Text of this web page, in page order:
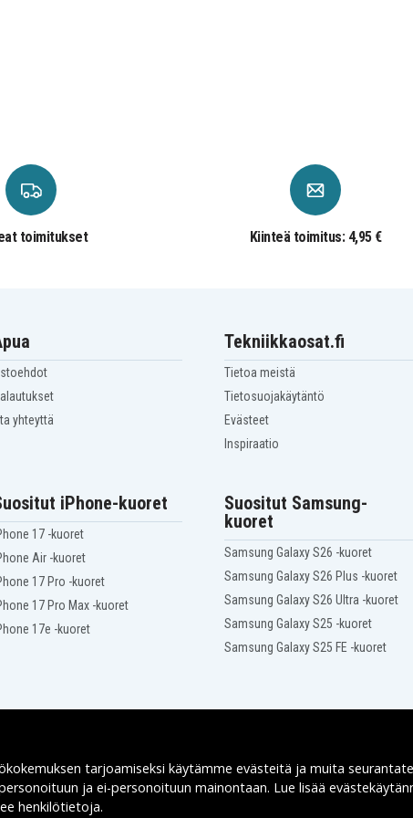
MC
toimitukset Kiinteä toimitus: 4,95 €
yhteyttä
Tekniikkaosat.fi
Tietoa meistä
Tietosuojakäytäntö
Evästeet
Inspiraatio
iPhone-kuoret
17 -kuoret
Air -kuoret
17 Pro -kuoret
17 Pro Max -kuoret
17e -kuoret
Suositut Samsung-
kuoret
Samsung Galaxy S26 -kuoret
Samsung Galaxy S26 Plus -kuoret
Samsung Galaxy S26 Ultra -kuoret
Samsung Galaxy S25 -kuoret
Samsung Galaxy S25 FE -kuoret
Toimitusvaihtoehdottarjoamiseksi käytämme evästeitä ja muita
ja ei-personoituun mainontaan. Lue lisää
henkilötietoja.